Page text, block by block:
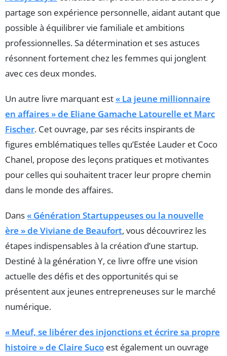
partage son expérience personnelle, aidant autant que
possible à équilibrer vie familiale et ambitions
professionnelles. Sa détermination et ses astuces
résonnent fortement chez les femmes qui jonglent
avec ces deux mondes.
Un autre livre marquant est« La jeune millionnaire
en affaires » de Eliane Gamache Latourelle et Marc
Fischer. Cet ouvrage, par ses récits inspirants de
figures emblématiques telles qu’Estée Lauder et Coco
Chanel, propose des leçons pratiques et motivantes
pour celles qui souhaitent tracer leur propre chemin
dans le monde des affaires.
Dans« Génération Startuppeuses ou la nouvelle
ère » de Viviane de Beaufort, vous découvrirez les
étapes indispensables à la création d’une startup.
Destiné à la génération Y, ce livre offre une vision
actuelle des défis et des opportunités qui se
présentent aux jeunes entrepreneuses sur le marché
numérique.
« Meuf, se libérer des injonctions et écrire sa propre
histoire » de Claire Suco est également un ouvrage